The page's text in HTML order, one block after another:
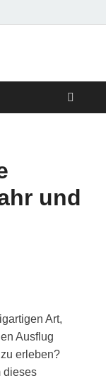
und
Art,
Ausflug
erleben?
dieses